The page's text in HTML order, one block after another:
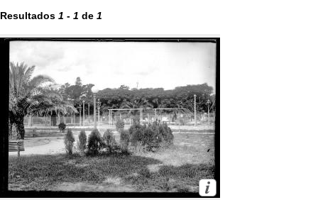
Resultados 1 - 1 de 1